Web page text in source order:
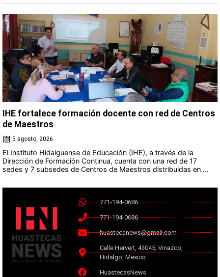
IHE fortalece formación docente con red de Centros
de Maestros
5 agosto, 2026
El Instituto Hidalguense de Educación (IHE), a través de la
Dirección de Formación Continua, cuenta con una red de 17
sedes y 7 subsedes de Centros de Maestros distribuidas en ...
771-194-0686
771-194-0686
huastecanews@gmail.com
Calle Hervert, 43045, Vinazco,
Hidalgo, Mexico
HuastecasNews